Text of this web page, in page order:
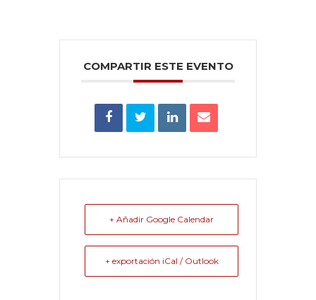
COMPARTIR ESTE EVENTO
+ Añadir Google Calendar
+ exportación iCal / Outlook